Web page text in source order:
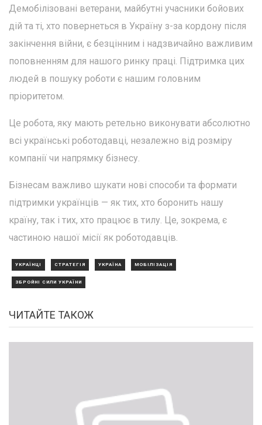
Демобілізовані ветерани, майбутні учасники бойових
дій та ті, хто повернеться в Україну з-за кордону після
закінчення війни, є безцінним і надзвичайно важливим
поповненням для нашого ринку праці. Підтримка цих
людей в пошуку роботи є нашим головним
пріоритетом.
Це робота, яку мають ретельно виконувати абсолютно
всі українські роботодавці, незалежно від розміру
компанії чи напрямку бізнесу.
Бізнесам важливо шукати нові способи та формати
підтримки українців — як тих, хто боронить нашу
країну, так і тих, хто працює в тилу. Це, зокрема, є
частиною нашої місії як роботодавців.
УКРАЇНЦІ СТРАТЕГІЯ УКРАЇНА МОБІЛІЗАЦІЯ
ЗБРОЙНІ СИЛИ УКРАЇНИ
ЧИТАЙТЕ ТАКОЖ